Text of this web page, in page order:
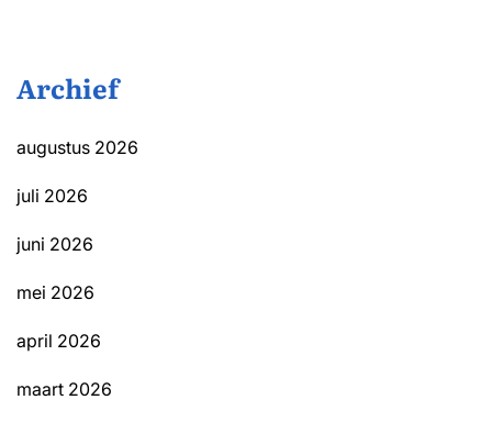
Archief
augustus 2026
juli 2026
juni 2026
mei 2026
april 2026
maart 2026